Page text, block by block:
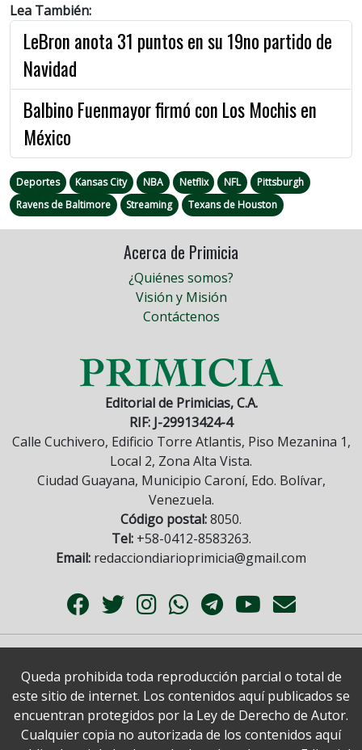
Lea También:
LeBron anota 31 puntos en su 19no partido de
Navidad
Balbino Fuenmayor firmó con Los Mochis en
México
Deportes Kansas City NBA Netflix NFL
Pittsburgh
Ravens de Baltimore
Streaming Texans de Houston
Acerca de Primicia
¿Quiénes somos?
Visión y Misión
Contáctenos
Editorial de Primicias, C.A.
RIF: J-29913424-4
Calle Cuchivero, Edificio Torre Atlantis, Piso Mezanina 1,
Local 2, Zona Alta Vista.
Ciudad Guayana, Municipio Caroní, Edo. Bolívar,
Venezuela.
Código postal:8050.
Tel:+58-0412-8583263.
Email: redacciondiarioprimicia@gmail.com
Queda prohibida toda reproducción parcial o total de
este sitio de internet. Los contenidos aquí publicados se
encuentran protegidos por la Ley de Derecho de Autor.
Cualquier copia no autorizada de los contenidos aquí